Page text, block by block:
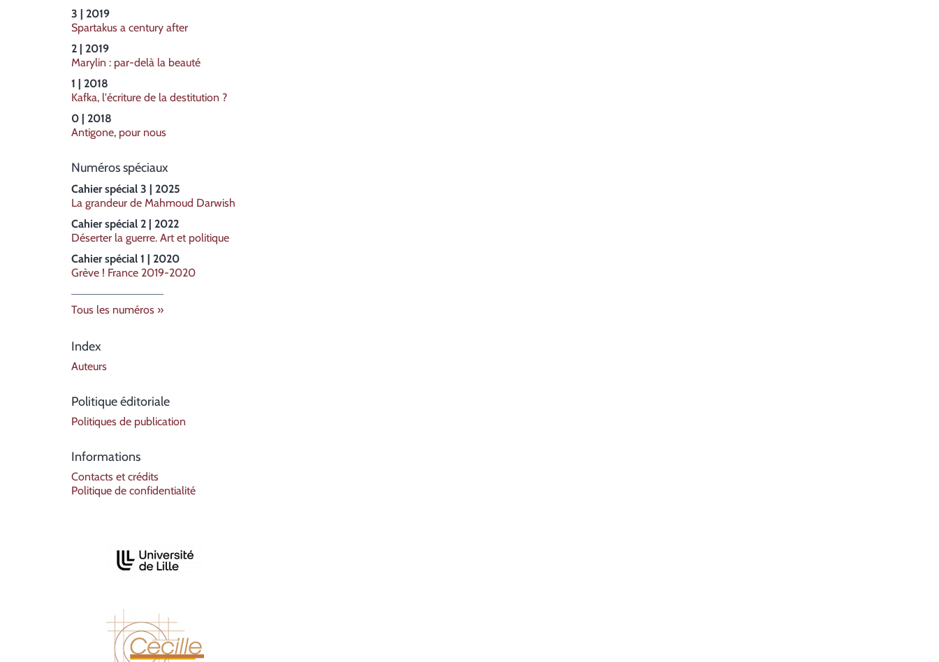
3 | 2019
Spartakus a century after
2 | 2019
Marylin : par-delà la beauté
1 | 2018
Kafka, l'écriture de la destitution ?
0 | 2018
Antigone, pour nous
Numéros spéciaux
Cahier spécial 3 | 2025
La grandeur de Mahmoud Darwish
Cahier spécial 2 | 2022
Déserter la guerre. Art et politique
Cahier spécial 1 | 2020
Grève ! France 2019-2020
Tous les numéros
Index
Auteurs
Politique éditoriale
Politiques de publication
Informations
Contacts et crédits
Politique de confidentialité